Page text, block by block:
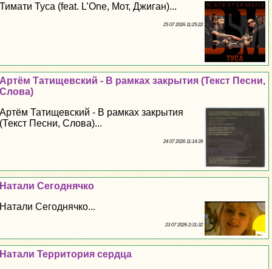
Тимати Туса (feat. L’One, Мот, Джиган)...
25 07 2026 11:25:22
Артём Татищевский - В рамках закрытия (Текст Песни,
Слова)
Артём Татищевский - В рамках закрытия
(Текст Песни, Слова)...
24 07 2026 11:14:39
Натали Сегоднячко
Натали Сегоднячко...
23 07 2026 2:31:32
Натали Территория сердца